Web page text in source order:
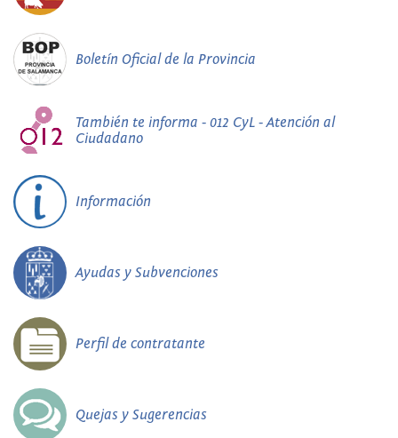
Boletín Oficial de la Provincia
También te informa - 012 CyL - Atención al
Ciudadano
Información
Ayudas y Subvenciones
Perfil de contratante
Quejas y Sugerencias